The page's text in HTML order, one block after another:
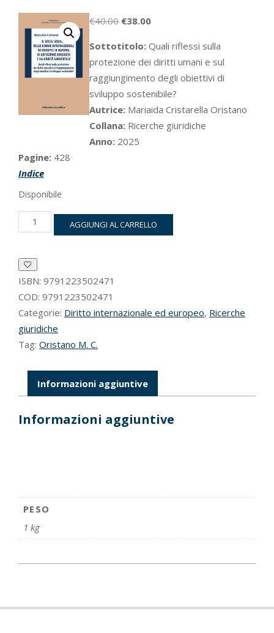
€40.00 Il
originale
era:
€40.00.
€38.00Il
attuale
è:
€38.00.
Sottotitolo:Quali riflessi sulla
protezione dei diritti umani e sul
raggiungimento degli obiettivi di
sviluppo sostenibile?
Autrice: Mariaida Cristarella Oristano
Collana: Ricerche giuridiche
Anno: 2025
Pagine: 428
Indice
Disponibile
Social
norme
internazionali
ed
in
materia
di
adeguata
salubrità
quantità
AGGIUNGI AL CARRELLO
ISBN: 9791223502471
COD: 9791223502471
Categorie: Diritto internazionale ed europeo, Ricerche
giuridiche
Tag: Oristano M. C.
Informazioni aggiuntive
Informazioni aggiuntive
PESO
1 kg